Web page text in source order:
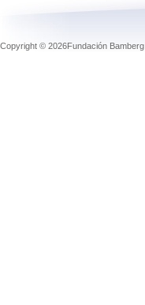
Copyright © 2026Fundación Bamberg